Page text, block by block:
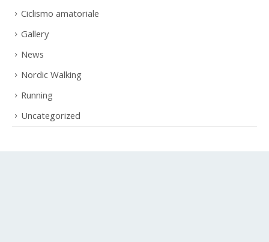
Categorie
Ciclismo amatoriale
Gallery
News
Nordic Walking
Running